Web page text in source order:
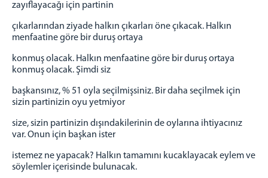
zayıflayacağı için partinin
çıkarlarından ziyade halkın çıkarları öne çıkacak. Halkın
menfaatine göre bir duruş ortaya
konmuş olacak. Halkın menfaatine göre bir duruş ortaya
konmuş olacak. Şimdi siz
başkansınız, % 51 oyla seçilmişsiniz. Bir daha seçilmek için
sizin partinizin oyu yetmiyor
size, sizin partinizin dışındakilerinin de oylarına ihtiyacınız
var. Onun için başkan ister
istemez ne yapacak? Halkın tamamını kucaklayacak eylem ve
söylemler içerisinde bulunacak.